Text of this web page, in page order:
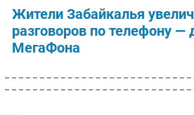
Жители Забайкалья
разговоров по телефону —
МегаФона